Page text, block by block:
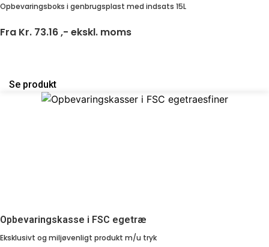
Opbevaringsboks i genbrugsplast med indsats 15L
Fra Kr. 73.16 ,- ekskl. moms
Se produkt
Opbevaringskasse i FSC egetræ
Eksklusivt og miljøvenligt produkt m/u tryk